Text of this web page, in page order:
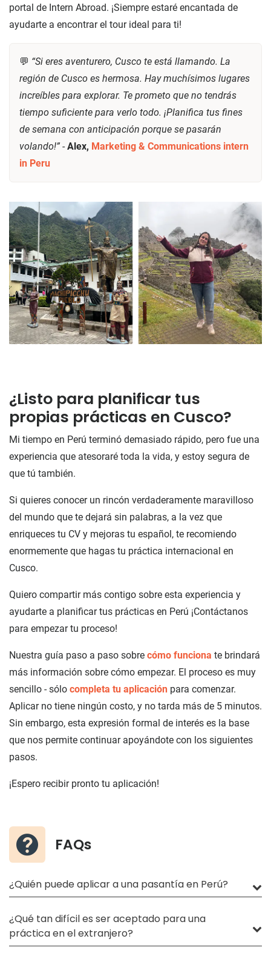
portal de Intern Abroad. ¡Siempre estaré encantada de
ayudarte a encontrar el tour ideal para ti!
💬 “Si eres aventurero, Cusco te está llamando. La
región de Cusco es hermosa. Hay muchísimos lugares
increíbles para explorar. Te prometo que no tendrás
tiempo suficiente para verlo todo. ¡Planifica tus fines
de semana con anticipación porque se pasarán
volando!” -Alex, Marketing & Communications intern
in Peru
¿Listo para planificar tus
propias prácticas en Cusco?
Mi tiempo en Perú terminó demasiado rápido, pero fue una
experiencia que atesoraré toda la vida, y estoy segura de
que tú también.
Si quieres conocer un rincón verdaderamente maravilloso
del mundo que te dejará sin palabras, a la vez que
enriqueces tu CV y ​​mejoras tu español, te recomiendo
enormemente que hagas tu práctica internacional en
Cusco.
Quiero compartir más contigo sobre esta experiencia y
ayudarte a planificar tus prácticas en Perú ¡Contáctanos
para empezar tu proceso!
Nuestra guía paso a paso sobre cómo funciona te brindará
más información sobre cómo empezar. El proceso es muy
sencillo - sólo completa tu aplicación para comenzar.
Aplicar no tiene ningún costo, y no tarda más de 5 minutos.
Sin embargo, esta expresión formal de interés es la base
que nos permite continuar apoyándote con los siguientes
pasos.
¡Espero recibir pronto tu aplicación!
FAQs
¿Quién puede aplicar a una pasantía en Perú?
¿Qué tan difícil es ser aceptado para una
práctica en el extranjero?